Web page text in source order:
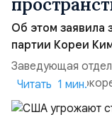
Об этом заявила
партии Кореи
Заведующая
сестра
заявление для
Читать 1 мин.